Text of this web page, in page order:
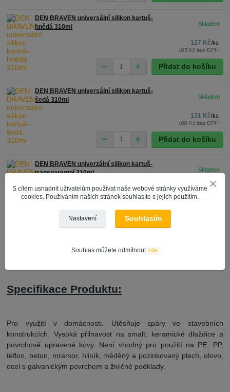
DEN BRAVEN universální silikon kartuš-
hnědá 310ml
127 Kč/ks
105 Kč bez DPH
Přidat do košíku
DEN BRAVEN universální silikon kartuš-
šedá 310ml
131 Kč/ks
108 Kč bez DPH
Přidat do košíku
DEN BRAVEN univerzální silikon kartuš-
transparentní 310ml
128 Kč/ ks
106 Kčbez DPH
Přidat do košíku
Specifikace Produktu:
Pro využití v domácnosti. Utěsňuje spáry ve stavebních
konstrukcích. Vysoká přilnavost na smalt, keramické dlaždice a
povrchově upravené kovy. Není vhodný pro použití na PE, PP,
teflon, beton, mramor, hliník, měděný a pozinkovaný plech, olovo,
ocel s galvanickým povrchem a živičné podklady.
S cílem usnadnit uživatelům používat naše webové stránky využíváme
cookies. Používáním našich stránek souhlasíte s jejich použitím.
Nastavení Souhlasím
Souhlas můžete odmítnout zde